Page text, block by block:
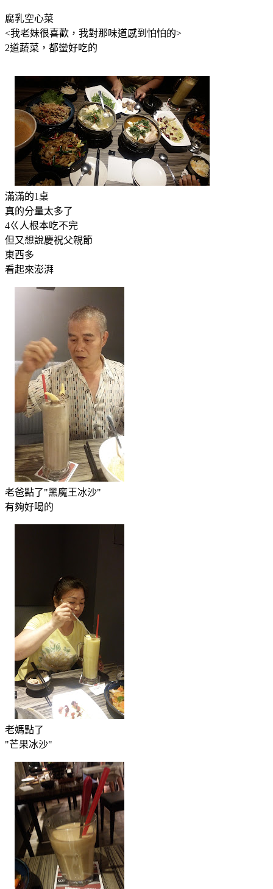
腐乳空心菜
<我老妹很喜歡，我對那味道感到怕怕的>
2道蔬菜，都蠻好吃的
滿滿的1桌
真的分量太多了
4ㄍ人根本吃不完
但又想說慶祝父親節
東西多
看起來澎湃
老爸點了"黑魔王冰沙"
有夠好喝的
老媽點了
"芒果冰沙"